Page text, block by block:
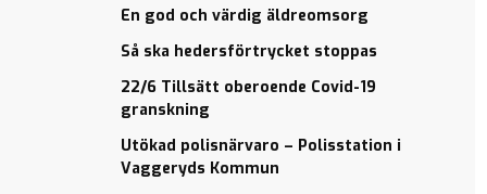
En god och värdig äldreomsorg
Så ska hedersförtrycket stoppas
22/6 Tillsätt oberoende Covid-19
granskning
Utökad polisnärvaro – Polisstation i
Vaggeryds Kommun
misslyckas
Jan Eric vill
ha
kulturgaranti
för Barn
Thomas
debatterar
vill
lyfta
Fenix
2
Mötesplatser
och kultur